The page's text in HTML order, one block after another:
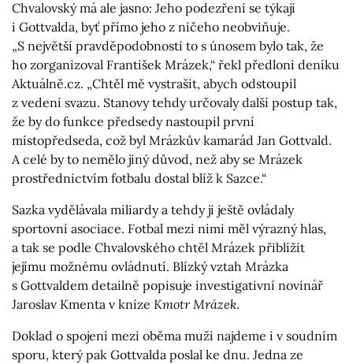
Chvalovský má ale jasno: Jeho podezření se týkají
i Gottvalda, byť přímo jeho z ničeho neobviňuje.
„S největší pravděpodobností to s únosem bylo tak, že
ho zorganizoval František Mrázek,“ řekl předloni deníku
Aktuálně.cz. „Chtěl mě vystrašit, abych odstoupil
z vedení svazu. Stanovy tehdy určovaly další postup tak,
že by do funkce předsedy nastoupil první
místopředseda, což byl Mrázkův kamarád Jan Gottvald.
A celé by to nemělo jiný důvod, než aby se Mrázek
prostřednictvím fotbalu dostal blíž k Sazce.“
Sazka vydělávala miliardy a tehdy ji ještě ovládaly
sportovní asociace. Fotbal mezi nimi měl výrazný hlas,
a tak se podle Chvalovského chtěl Mrázek přiblížit
jejímu možnému ovládnutí. Blízký vztah Mrázka
s Gottvaldem detailně popisuje investigativní novinář
Jaroslav Kmenta v knize Kmotr Mrázek.
Doklad o spojení mezi oběma muži najdeme i v soudním
sporu, který pak Gottvalda poslal ke dnu. Jedna ze